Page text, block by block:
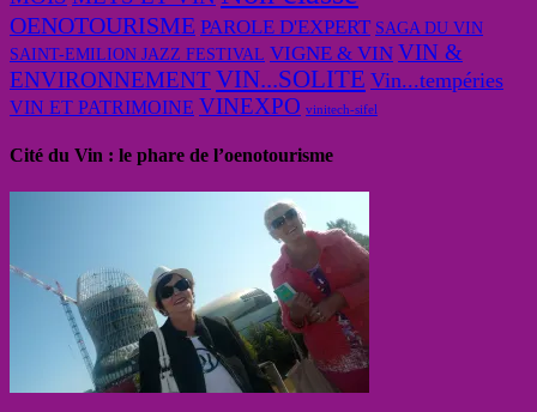
OENOTOURISME PAROLE D'EXPERT SAGA DU VIN
SAINT-EMILION JAZZ FESTIVAL VIGNE & VIN VIN &
ENVIRONNEMENTVIN...SOLITE Vin...tempéries
VIN ET PATRIMOINE VINEXPO vinitech-sifel
Cité du Vin : le phare de l’oenotourisme